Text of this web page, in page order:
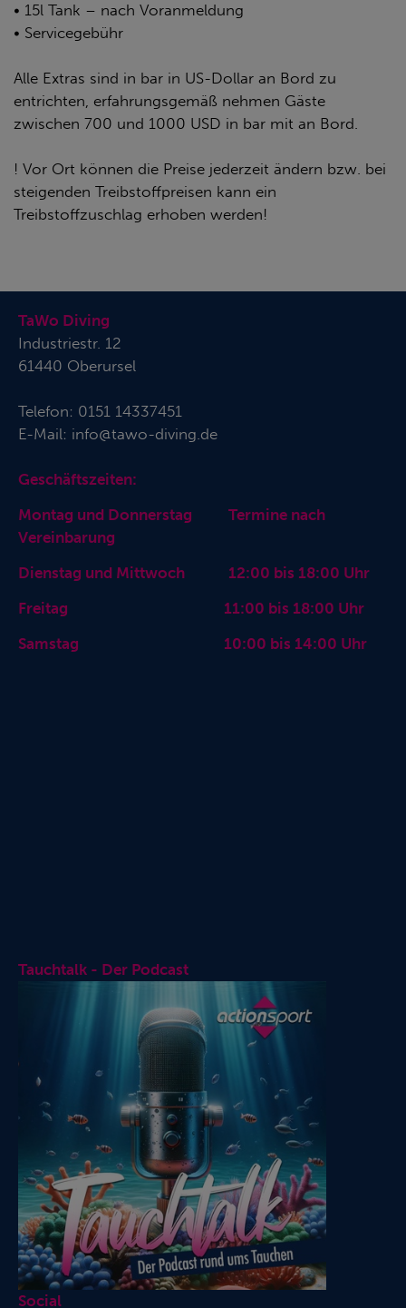
• 15l Tank – nach Voranmeldung
• Servicegebühr
Alle Extras sind in bar in US-Dollar an Bord zu
entrichten, erfahrungsgemäß nehmen Gäste
zwischen 700 und 1000 USD in bar mit an Bord.
! Vor Ort können die Preise jederzeit ändern bzw. bei
steigenden Treibstoffpreisen kann ein
Treibstoffzuschlag erhoben werden!
TaWo Diving
Industriestr. 12
61440 Oberursel
Telefon: 0151 14337451
E-Mail: info@tawo-diving.de
Geschäftszeiten:
Montag und Donnerstag Termine nach
Vereinbarung
Dienstag und Mittwoch 12:00 bis 18:00 Uhr
Freitag 11:00 bis 18:00 Uhr
Samstag 10:00 bis 14:00 Uhr
Tauchtalk - Der Podcast
Social